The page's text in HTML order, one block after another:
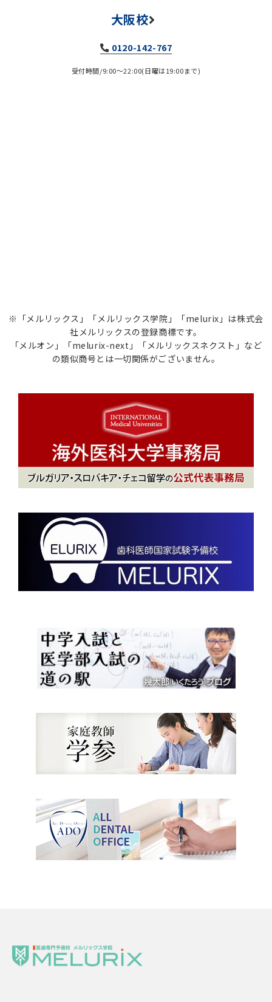
大阪校
0120-142-767
受付時間/9:00～22:00(日曜は19:00まで)
※「メルリックス」「メルリックス学院」「melurix」は株式会
社メルリックスの登録商標です。
「メルオン」「melurix-next」「メルリックスネクスト」など
の類似商号とは一切関係がございません。